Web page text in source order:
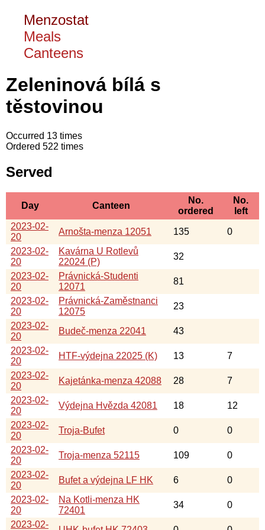
Menzostat
Meals
Canteens
Zeleninová bílá s
těstovinou
Occurred 13 times
Ordered 522 times
Served
Day Canteen
No.
ordered
No.
left
2023-02-
20
Arnošta-menza 12051 135
0
2023-02-
20
Kavárna U Rotlevů
22024 (P)
32
2023-02-
20
Právnická-Studenti
12071
81
2023-02-
20
Právnická-Zaměstnanci
12075
23
2023-02-
20
Budeč-menza 22041
43
2023-02-
20
HTF-výdejna 22025 (K) 13
7
2023-02-
20
Kajetánka-menza 42088 28
7
2023-02-
20
Výdejna Hvězda 42081 18
12
2023-02-
20
Troja-Bufet 0
0
2023-02-
20
Troja-menza 52115 109
0
2023-02-
20
Bufet a výdejna LF HK 6
0
2023-02-
20
Na Kotli-menza HK
72401
34
0
2023-02-